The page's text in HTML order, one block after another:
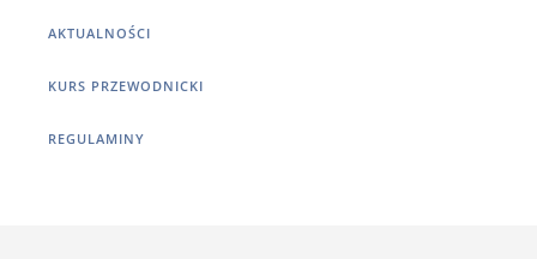
AKTUALNOŚCI
KURS PRZEWODNICKI
REGULAMINY